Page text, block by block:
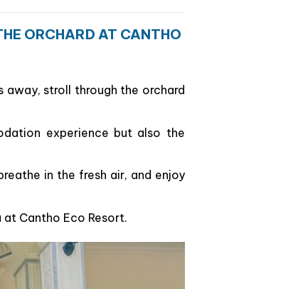
ORCHARD AT CANTHO
away, stroll through the orchard
experience but also the
in the fresh air, and enjoy
Cantho Eco Resort.